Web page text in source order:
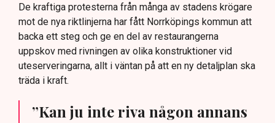
De kraftiga protesterna från många av stadens krögare
mot de nya riktlinjerna har fått Norrköpings kommun att
backa ett steg och ge en del av restaurangerna
uppskov med rivningen av olika konstruktioner vid
uteserveringarna, allt i väntan på att en ny detaljplan ska
träda i kraft.
”Kan ju inte riva någon annans